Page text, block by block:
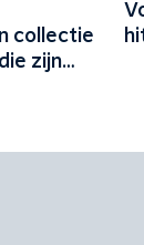
collectie
zijn